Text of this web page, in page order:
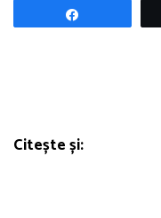
Citește și: